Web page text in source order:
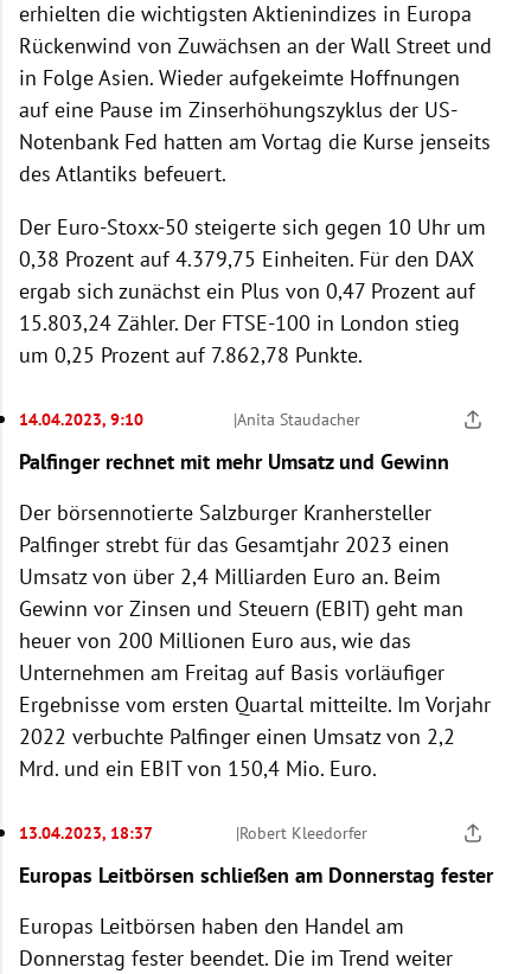
erhielten die wichtigsten Aktienindizes in Europa
Rückenwind von Zuwächsen an der Wall Street und
in Folge Asien. Wieder aufgekeimte Hoffnungen
auf eine Pause im Zinserhöhungszyklus der US-
Notenbank Fed hatten am Vortag die Kurse jenseits
des Atlantiks befeuert.
Der Euro-Stoxx-50 steigerte sich gegen 10 Uhr um
0,38 Prozent auf 4.379,75 Einheiten. Für den DAX
ergab sich zunächst ein Plus von 0,47 Prozent auf
15.803,24 Zähler. Der FTSE-100 in London stieg
um 0,25 Prozent auf 7.862,78 Punkte.
14.04.2023, 9:10 |Anita Staudacher
Palfinger rechnet mit mehr Umsatz und Gewinn
Der börsennotierte Salzburger Kranhersteller
Palfinger strebt für das Gesamtjahr 2023 einen
Umsatz von über 2,4 Milliarden Euro an. Beim
Gewinn vor Zinsen und Steuern (EBIT) geht man
heuer von 200 Millionen Euro aus, wie das
Unternehmen am Freitag auf Basis vorläufiger
Ergebnisse vom ersten Quartal mitteilte. Im Vorjahr
2022 verbuchte Palfinger einen Umsatz von 2,2
Mrd. und ein EBIT von 150,4 Mio. Euro.
13.04.2023, 18:37 |Robert Kleedorfer
Europas Leitbörsen schließen am Donnerstag fester
Europas Leitbörsen haben den Handel am
Donnerstag fester beendet. Die im Trend weiter